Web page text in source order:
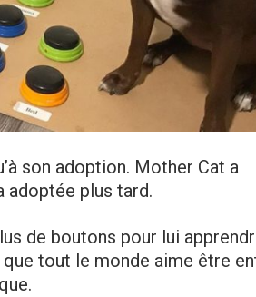
son adoption. Mother Cat a
adoptée plus tard.
de boutons pour lui
tout le monde aime être